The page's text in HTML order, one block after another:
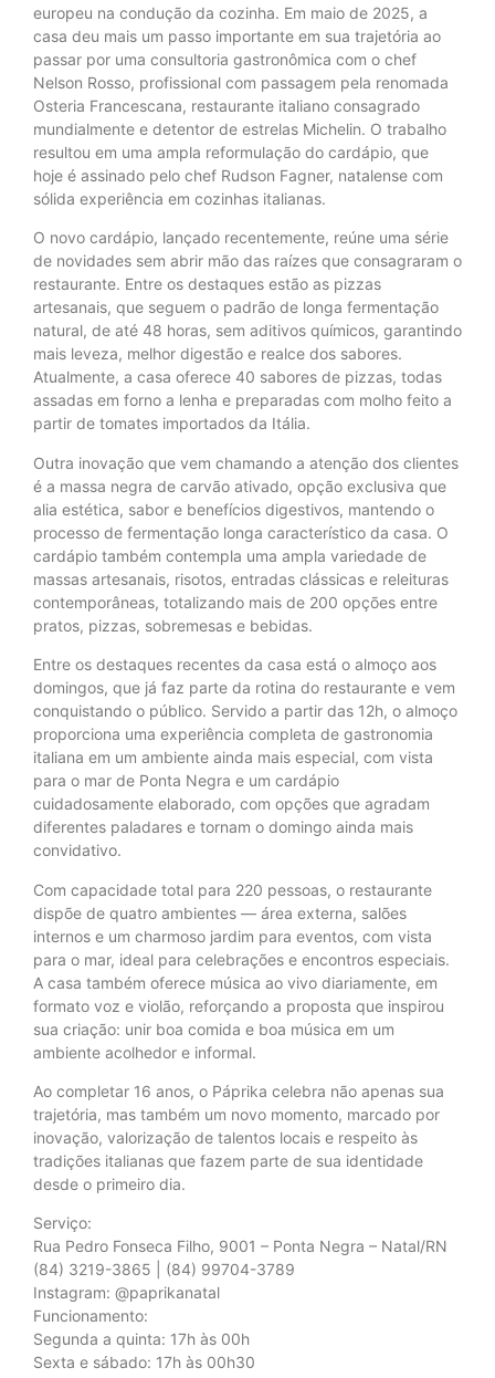
europeu na condução da cozinha. Em maio de 2025, a
casa deu mais um passo importante em sua trajetória ao
passar por uma consultoria gastronômica com o chef
Nelson Rosso, profissional com passagem pela renomada
Osteria Francescana, restaurante italiano consagrado
mundialmente e detentor de estrelas Michelin. O trabalho
resultou em uma ampla reformulação do cardápio, que
hoje é assinado pelo chef Rudson Fagner, natalense com
sólida experiência em cozinhas italianas.
O novo cardápio, lançado recentemente, reúne uma série
de novidades sem abrir mão das raízes que consagraram o
restaurante. Entre os destaques estão as pizzas
artesanais, que seguem o padrão de longa fermentação
natural, de até 48 horas, sem aditivos químicos, garantindo
mais leveza, melhor digestão e realce dos sabores.
Atualmente, a casa oferece 40 sabores de pizzas, todas
assadas em forno a lenha e preparadas com molho feito a
partir de tomates importados da Itália.
Outra inovação que vem chamando a atenção dos clientes
é a massa negra de carvão ativado, opção exclusiva que
alia estética, sabor e benefícios digestivos, mantendo o
processo de fermentação longa característico da casa. O
cardápio também contempla uma ampla variedade de
massas artesanais, risotos, entradas clássicas e releituras
contemporâneas, totalizando mais de 200 opções entre
pratos, pizzas, sobremesas e bebidas.
Entre os destaques recentes da casa está o almoço aos
domingos, que já faz parte da rotina do restaurante e vem
conquistando o público. Servido a partir das 12h, o almoço
proporciona uma experiência completa de gastronomia
italiana em um ambiente ainda mais especial, com vista
para o mar de Ponta Negra e um cardápio
cuidadosamente elaborado, com opções que agradam
diferentes paladares e tornam o domingo ainda mais
convidativo.
Com capacidade total para 220 pessoas, o restaurante
dispõe de quatro ambientes — área externa, salões
internos e um charmoso jardim para eventos, com vista
para o mar, ideal para celebrações e encontros especiais.
A casa também oferece música ao vivo diariamente, em
formato voz e violão, reforçando a proposta que inspirou
sua criação: unir boa comida e boa música em um
ambiente acolhedor e informal.
Ao completar 16 anos, o Páprika celebra não apenas sua
trajetória, mas também um novo momento, marcado por
inovação, valorização de talentos locais e respeito às
tradições italianas que fazem parte de sua identidade
desde o primeiro dia.
Serviço:
Rua Pedro Fonseca Filho, 9001 – Ponta Negra – Natal/RN
(84) 3219-3865 | (84) 99704-3789
Instagram: @paprikanatal
Funcionamento:
Segunda a quinta: 17h às 00h
Sexta e sábado: 17h às 00h30